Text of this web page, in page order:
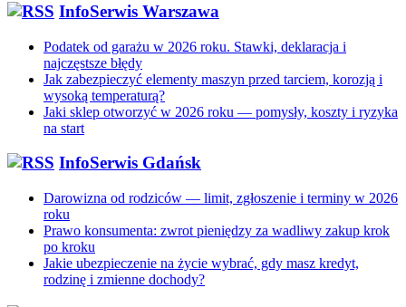
InfoSerwis Warszawa
Podatek od garażu w 2026 roku. Stawki, deklaracja i
najczęstsze błędy
Jak zabezpieczyć elementy maszyn przed tarciem, korozją i
wysoką temperaturą?
Jaki sklep otworzyć w 2026 roku — pomysły, koszty i ryzyka
na start
InfoSerwis Gdańsk
Darowizna od rodziców — limit, zgłoszenie i terminy w 2026
roku
Prawo konsumenta: zwrot pieniędzy za wadliwy zakup krok
po kroku
Jakie ubezpieczenie na życie wybrać, gdy masz kredyt,
rodzinę i zmienne dochody?